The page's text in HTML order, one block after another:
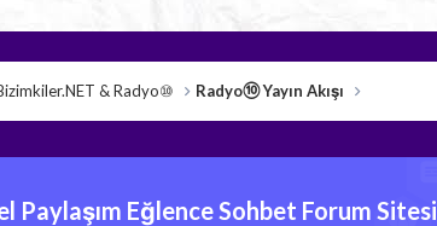
& Radyo⑩ Radyo⑩ Yayın Akışı
Paylaşım Eğlence Sohbet Forum Sitesi